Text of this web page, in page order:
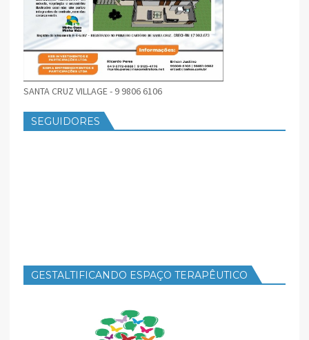
SANTA CRUZ VILLAGE - 9 9806 6106
SEGUIDORES
GESTALTIFICANDO ESPAÇO TERAPÊUTICO